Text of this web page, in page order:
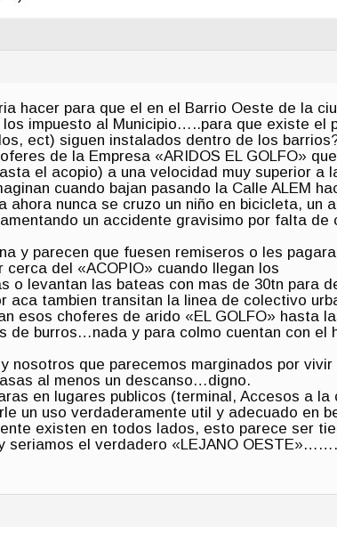
hacer para que el en el Barrio Oeste de la
impuesto al Municipio…..para que existe el
ect) siguen instalados dentro de los
de la Empresa «ARIDOS EL GOLFO»
el acopio) a una velocidad muy superior a
cuando bajan pasando la Calle ALEM
ahora nunca se cruzo un niño en bicicleta, un
un accidente gravisimo por falta de
y parecen que fuesen remiseros o les
del «ACOPIO» cuando llegan los
o levantan las bateas con mas de 30tn para
tambien transitan la linea de colectivo
esos choferes de arido «EL GOLFO» hasta
de burros…nada y para colmo cuentan con el
nosotros que parecemos marginados por
al menos un descanso…digno.
en lugares publicos (terminal, Accesos a
un uso verdaderamente util y adecuado en
existen en todos lados, esto parece ser
seriamos el verdadero «LEJANO